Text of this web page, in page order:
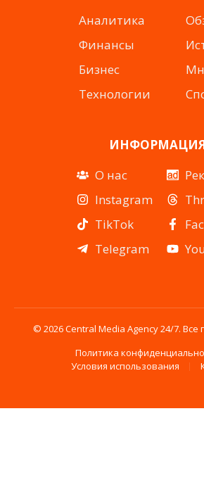
Аналитика
Финансы
Бизнес
Технологии
О нас
Instagram
TikTok
Telegram
© 2026 Central Media Agency 24/7.
Политика
Условия использования